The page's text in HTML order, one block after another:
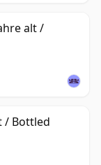
alt /
/ Bottled